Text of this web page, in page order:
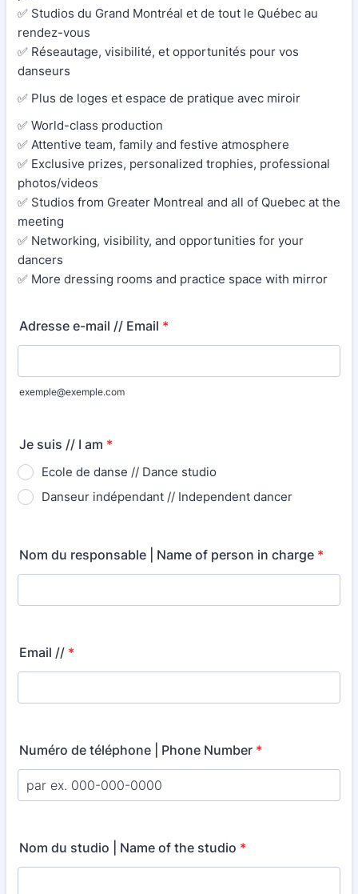
✅ Studios du Grand Montréal et de tout le Québec au
rendez-vous
✅ Réseautage, visibilité, et opportunités pour vos
danseurs
✅ Plus de loges et espace de pratique avec miroir
✅ World-class production
✅ Attentive team, family and festive atmosphere
✅ Exclusive prizes, personalized trophies, professional
photos/videos
✅ Studios from Greater Montreal and all of Quebec at the
meeting
✅ Networking, visibility, and opportunities for your
dancers
✅ More dressing rooms and practice space with mirror
Adresse e-mail // Email *
exemple@exemple.com
Je suis // I am *
Ecole de danse // Dance studio
Danseur indépendant // Independent dancer
Nom du responsable | Name of person in charge *
Email // *
Numéro de téléphone | Phone Number *
Nom du studio | Name of the studio *